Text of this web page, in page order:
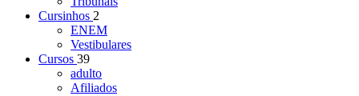
Cursinhos 2
ENEM
Vestibulares
Cursos 39
adulto
Afiliados